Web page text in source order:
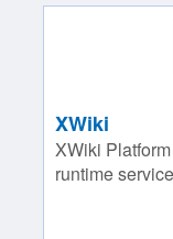
XWiki
XWiki
runtime